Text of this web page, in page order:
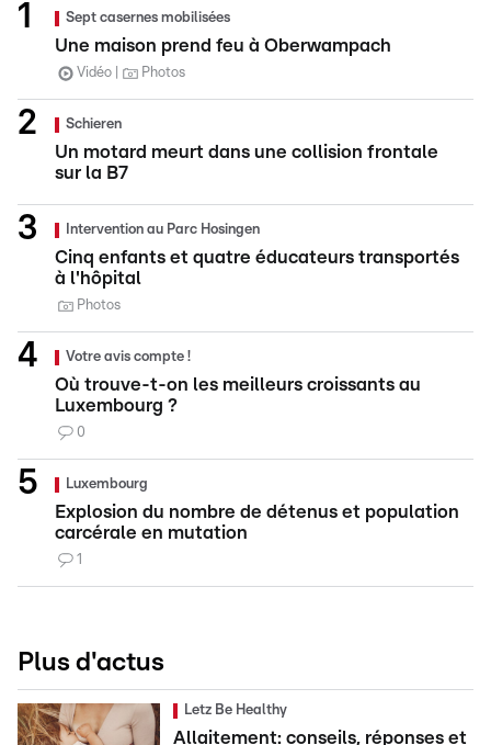
Sept casernes mobilisées
Une maison prend feu à Oberwampach
Vidéo Photos
Schieren
Un motard meurt dans une collision frontale
sur la B7
Intervention au Parc Hosingen
Cinq enfants et quatre éducateurs transportés
à l'hôpital
Photos
Votre avis compte !
Où trouve-t-on les meilleurs croissants au
Luxembourg ?
0
Luxembourg
Explosion du nombre de détenus et population
carcérale en mutation
1
Plus d'actus
Letz Be Healthy
Allaitement: conseils, réponses et